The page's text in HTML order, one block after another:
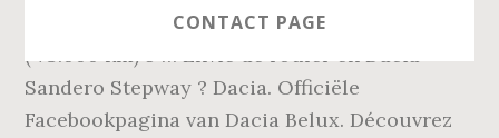
CONTACT PAGE
( 73.000 km) 5 … Envie de rouler en Dacia
Sandero Stepway ? Dacia. Officiële
Facebookpagina van Dacia Belux. Découvrez